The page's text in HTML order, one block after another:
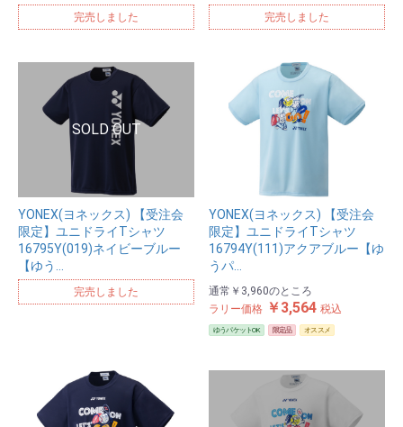
完売しました 完売しました
YONEX(ヨネックス) 【受注会
限定】ユニドライTシャツ
16795Y(019)ネイビーブルー
【ゆう…
完売しました
YONEX(ヨネックス) 【受注会
限定】ユニドライTシャツ
16794Y(111)アクアブルー【ゆ
うパ…
通常 ￥3,960のところ
ラリー価格 ￥3,564 税込
ゆうパケットOK 限定品 オススメ